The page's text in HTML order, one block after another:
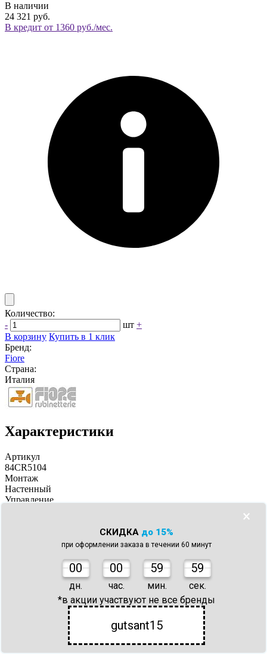
В наличии
24 321 руб.
В кредит от 1360 руб./мес.
Количество:
-
шт +
В корзину Купить в 1 клик
Бренд:
Fiore
Страна:
Италия
Характеристики
Артикул
84CR5104
Монтаж
Настенный
Управление
Все характеристики
Характеристики
Варианты исполнения
С этим товаром покупают
Помогите другим пользователям с выбором — будьте первым,
СКИДКА до 15%
при оформлении заказа в течении 60 минут
00
дн.
00
час.
59
мин.
59
сек.
*в акции участвуют не все бренды
gutsant15
×